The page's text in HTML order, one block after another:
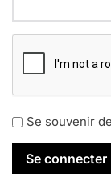
Se souvenir